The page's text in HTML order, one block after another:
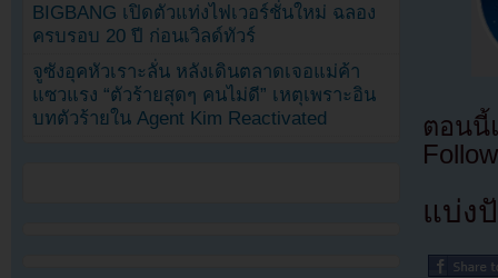
ตอนนี้
แบ่ง
BIGBANG เปิดตัวแท่งไฟเวอร์ชั่นใหม่ ฉลอง
ครบรอบ 20 ปี ก่อนเวิลด์ทัวร์
จูซังอุคหัวเราะลั่น หลังเดินตลาดเจอแม่ค้า
แซวแรง “ตัวร้ายสุดๆ คนไม่ดี” เหตุเพราะอิน
บทตัวร้ายใน Agent Kim Reactivated